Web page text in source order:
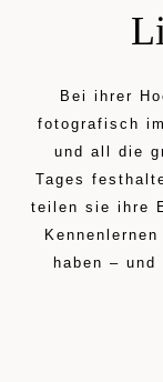
Bei ihrer
fotografisch
und all die
Tages
teilen sie ihre
haben –